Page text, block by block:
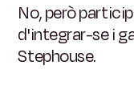
No, però
d'integrar-se i
Stephouse.